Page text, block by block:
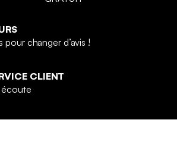
pour changer d’avis !
CLIENT